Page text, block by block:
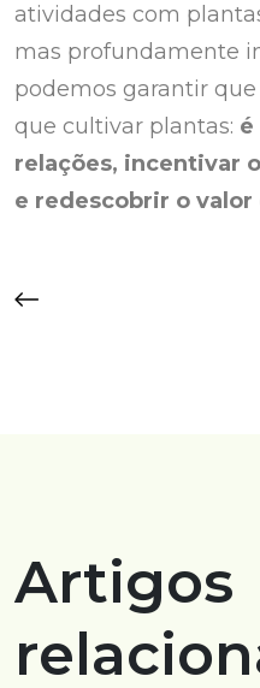
atividades com
mas profundamente
podemos garantir
que cultivar plantas: é
relações, incentivar
e redescobrir o valor
Artigos